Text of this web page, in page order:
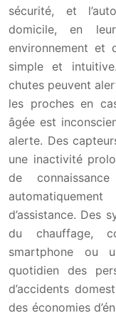
sécurité, et
domicile, en
environnement et
simple et
chutes peuvent
les proches en
âgée est
alerte. Des
une inactivité
de
d’assistance. Des
du chauffage,
smartphone ou
quotidien des
d’accidents
des économies